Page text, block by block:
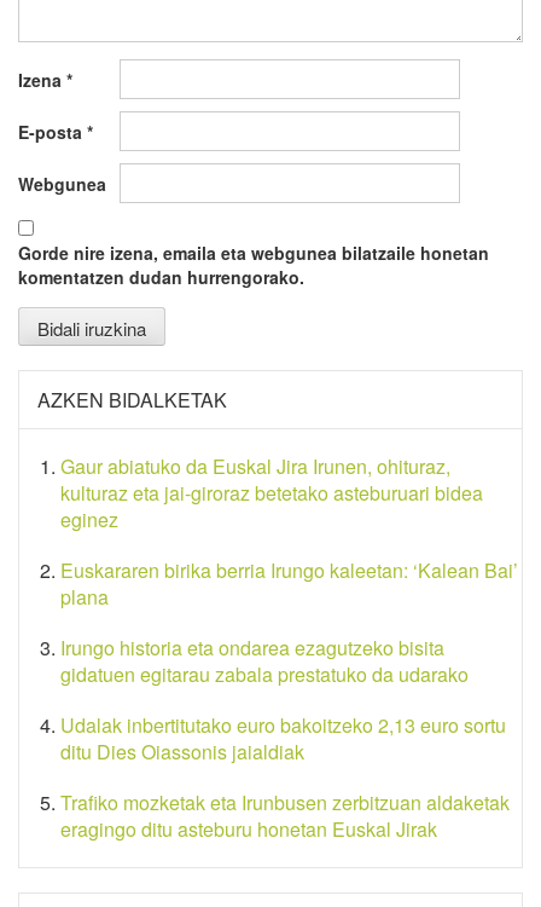
Izena *
E-posta *
Webgunea
Gorde nire izena, emaila eta webgunea bilatzaile honetan
komentatzen dudan hurrengorako.
AZKEN BIDALKETAK
Gaur abiatuko da Euskal Jira Irunen, ohituraz,
kulturaz eta jai-giroraz betetako asteburuari bidea
eginez
Euskararen birika berria Irungo kaleetan: ‘Kalean Bai’
plana
Irungo historia eta ondarea ezagutzeko bisita
gidatuen egitarau zabala prestatuko da udarako
Udalak inbertitutako euro bakoitzeko 2,13 euro sortu
ditu Dies Oiassonis jaialdiak
Trafiko mozketak eta Irunbusen zerbitzuan aldaketak
eragingo ditu asteburu honetan Euskal Jirak